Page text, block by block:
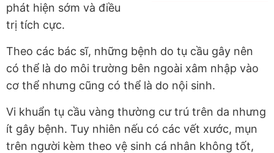
phát hiện sớm và điều
trị tích cực.
Theo các bác sĩ, những bệnh do tụ cầu gây nên
có thể là do môi trường bên ngoài xâm nhập vào
cơ thể nhưng cũng có thể là do nội sinh.
Vi khuẩn tụ cầu vàng thường cư trú trên da nhưng
ít gây bệnh. Tuy nhiên nếu có các vết xước, mụn
trên người kèm theo vệ sinh cá nhân không tốt,